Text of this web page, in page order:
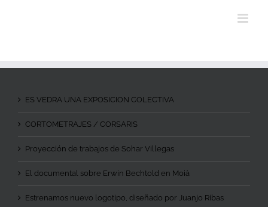
ES VEDRA UNA EXPOSICION COLECTIVA
CORTOMETRAJES / CORSARIS
Proyección de trabajos de Sohar Villegas
El documental sobre Erwin Bechtold en Moià
Estrenamos nuevo logotipo, diseñado por Juanjo Ribas